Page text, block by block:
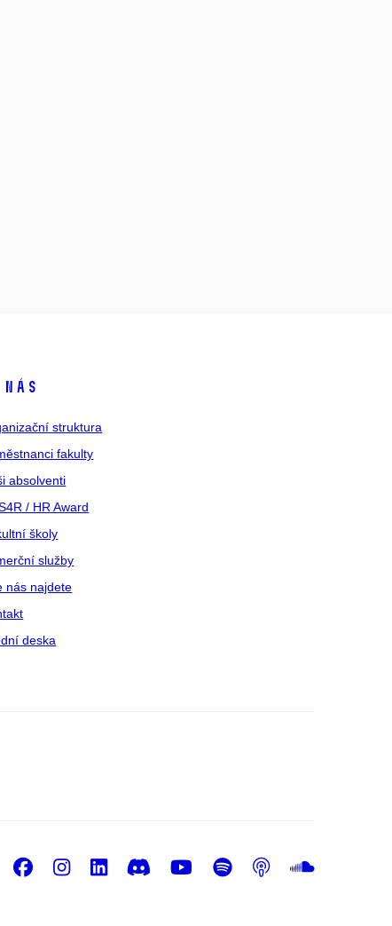
nás
struktura
fakulty
absolventi
/ HR Award
školy
služby
nás najdete
deska
Facebook
Instagram
LinkedIn
DiscordYoutube
Spotify
Podcast